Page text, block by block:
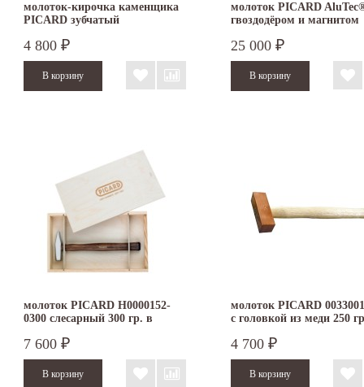
молоток-кирочка каменщика
PICARD зубчатый
4 800 ₽
молоток PICARD
гвоздодёром и магнитом
25 000 ₽
молоток PICARD H0000152-
0300 слесарный 300 гр. в
7 600 ₽
молоток PICARD
с головкой из меди 250
4 700 ₽